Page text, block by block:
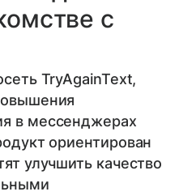
с
TryAgainText,
в мессенджерах
ориентирован
улучшить качество